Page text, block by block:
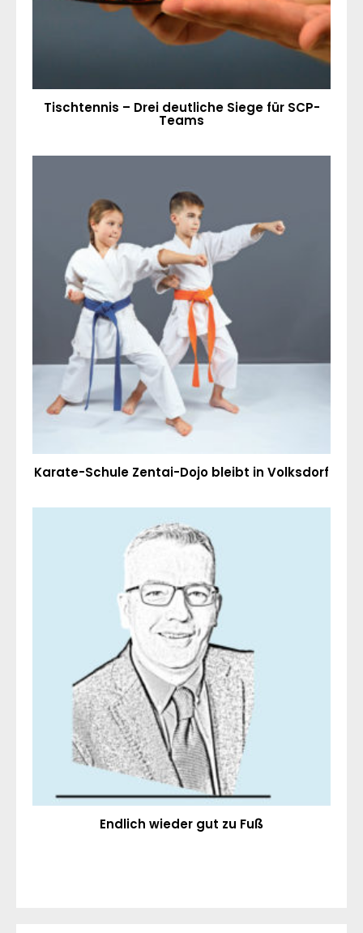
Tischtennis – Drei deutliche Siege für SCP-
Teams
Karate-Schule Zentai-Dojo bleibt in Volksdorf
Endlich wieder gut zu Fuß